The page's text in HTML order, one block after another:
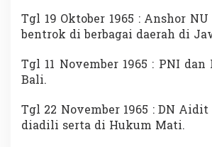
Tgl 19 Oktober 1965 : Anshor
bentrok di berbagai daerah di
Tgl 11 November 1965 : PNI
Bali.
Tgl 22 November 1965 : DN
diadili serta di Hukum Mati.